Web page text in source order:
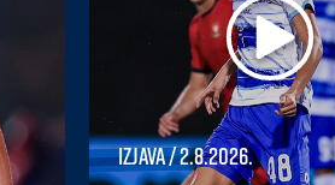
Izjava/ 2.8.2026.